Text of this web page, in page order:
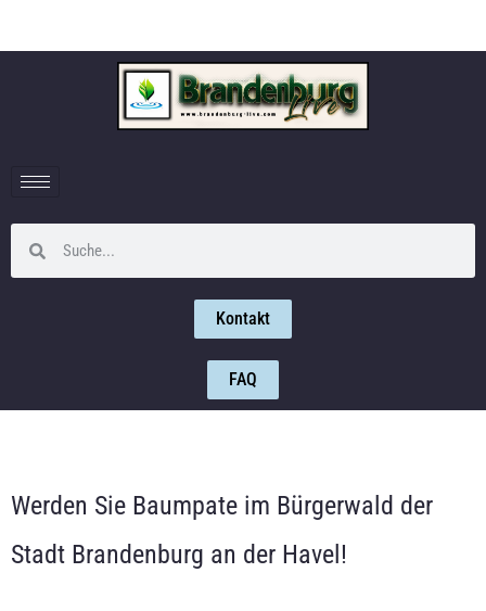
Kontakt
FAQ
Werden Sie Baumpate im Bürgerwald der
Stadt Brandenburg an der Havel!